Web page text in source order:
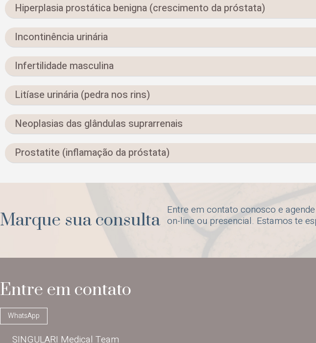
Hiperplasia prostática benigna (crescimento da próstata)
Incontinência urinária
Infertilidade masculina
Litíase urinária (pedra nos rins)
Neoplasias das glândulas suprarrenais
Prostatite (inflamação da próstata)
Marque sua consulta Entre em contato conosco e
on-line ou presencial. Estamos te
Entre em contato
WhatsApp
SINGULARI Medical Team